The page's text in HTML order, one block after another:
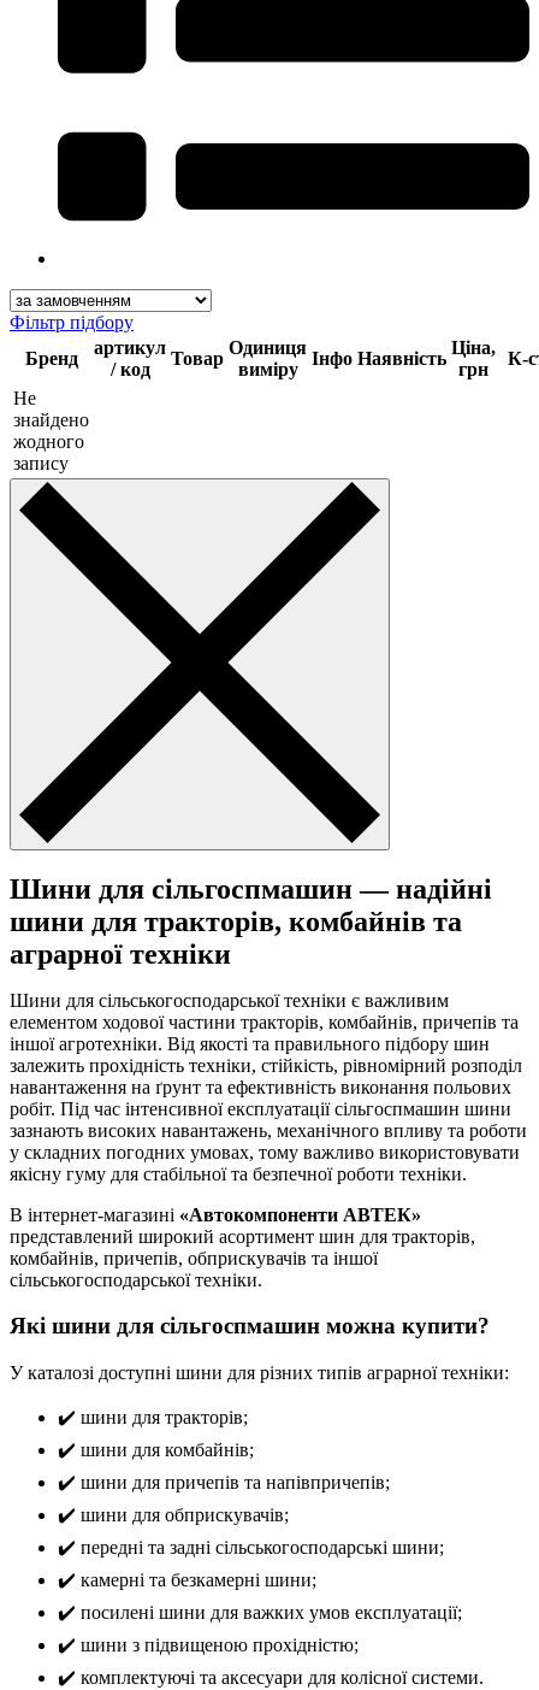
Фільтр підбору
Бренд
артикул
/ код
Товар
Одиниця
виміру
Інфо Наявність
Ціна,
грн
К-
Не
знайдено
жодного
запису
Шини для сільгоспмашин — надійні
шини для тракторів, комбайнів та
аграрної техніки
Шини для сільськогосподарської техніки є важливим
елементом ходової частини тракторів, комбайнів, причепів та
іншої агротехніки. Від якості та правильного підбору шин
залежить прохідність техніки, стійкість, рівномірний розподіл
навантаження на ґрунт та ефективність виконання польових
робіт. Під час інтенсивної експлуатації сільгоспмашин шини
зазнають високих навантажень, механічного впливу та роботи
у складних погодних умовах, тому важливо використовувати
якісну гуму для стабільної та безпечної роботи техніки.
В інтернет-магазині «Автокомпоненти АВТЕК»
представлений широкий асортимент шин для тракторів,
комбайнів, причепів, обприскувачів та іншої
сільськогосподарської техніки.
Які шини для сільгоспмашин можна купити?
У каталозі доступні шини для різних типів аграрної техніки:
✔️ шини для тракторів;
✔️ шини для комбайнів;
✔️ шини для причепів та напівпричепів;
✔️ шини для обприскувачів;
✔️ передні та задні сільськогосподарські шини;
✔️ камерні та безкамерні шини;
✔️ посилені шини для важких умов експлуатації;
✔️ шини з підвищеною прохідністю;
✔️ комплектуючі та аксесуари для колісної системи.